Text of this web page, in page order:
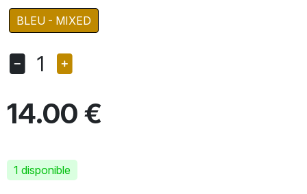
BLEU - MIXED
1
14.00 €
1 disponible